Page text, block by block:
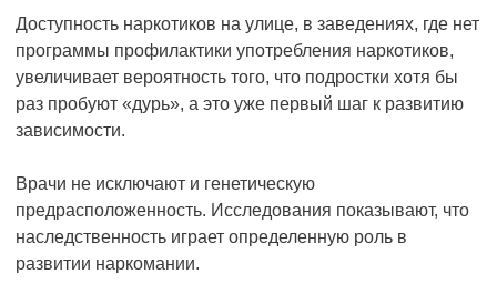
Доступность наркотиков на улице, в заведениях, где нет
программы профилактики употребления наркотиков,
увеличивает вероятность того, что подростки хотя бы
раз пробуют «дурь», а это уже первый шаг к развитию
зависимости.
Врачи не исключают и генетическую
предрасположенность. Исследования показывают, что
наследственность играет определенную роль в
развитии наркомании.